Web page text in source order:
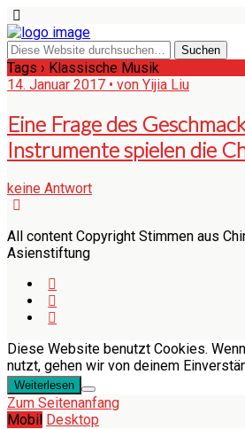
Tags › Klassische Musik
14. Januar 2017 • von Yijia Liu
Eine Frage des
Instrumente spielen die
keine Antwort
All content Copyright Stimmen aus
Asienstiftung
Diese Website benutzt Cookies.
nutzt, gehen wir von deinem
Weiterlesen
Zum Seitenanfang
Mobil Desktop